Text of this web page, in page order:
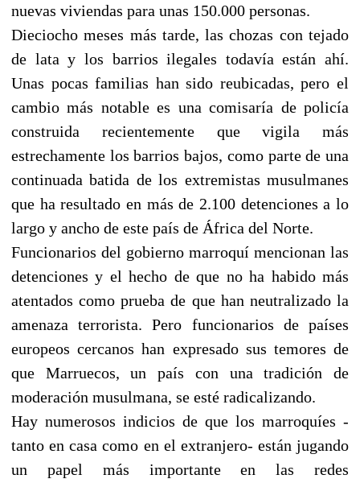
nuevas viviendas para unas 150.000 personas.
Dieciocho meses más tarde, las chozas con tejado
de lata y los barrios ilegales todavía están ahí.
Unas pocas familias han sido reubicadas, pero el
cambio más notable es una comisaría de policía
construida recientemente que vigila más
estrechamente los barrios bajos, como parte de una
continuada batida de los extremistas musulmanes
que ha resultado en más de 2.100 detenciones a lo
largo y ancho de este país de África del Norte.
Funcionarios del gobierno marroquí mencionan las
detenciones y el hecho de que no ha habido más
atentados como prueba de que han neutralizado la
amenaza terrorista. Pero funcionarios de países
europeos cercanos han expresado sus temores de
que Marruecos, un país con una tradición de
moderación musulmana, se esté radicalizando.
Hay numerosos indicios de que los marroquíes -
tanto en casa como en el extranjero- están jugando
un papel más importante en las redes